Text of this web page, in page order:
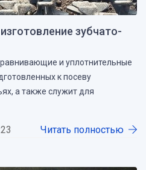
зубчато-
и уплотнительные
к посеву
а также служит для
Читать полностью